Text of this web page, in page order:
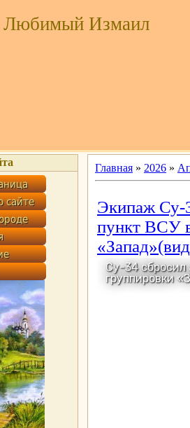
Любимый Измаил
Главная » 2026 »
Экипаж Су-
пункт ВСУ в